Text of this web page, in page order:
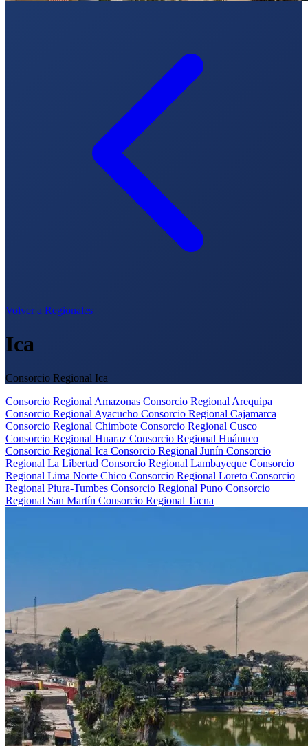
Volver a Regionales
Ica
Consorcio Regional Ica
Consorcio Regional Amazonas Consorcio Regional Arequipa
Consorcio Regional Ayacucho Consorcio Regional Cajamarca
Consorcio Regional Chimbote Consorcio Regional Cusco
Consorcio Regional Huaraz Consorcio Regional Huánuco
Consorcio Regional Ica Consorcio Regional Junín Consorcio
Regional La Libertad Consorcio Regional Lambayeque Consorcio
Regional Lima Norte Chico Consorcio Regional Loreto Consorcio
Regional Piura-Tumbes Consorcio Regional Puno Consorcio
Regional San Martín Consorcio Regional Tacna